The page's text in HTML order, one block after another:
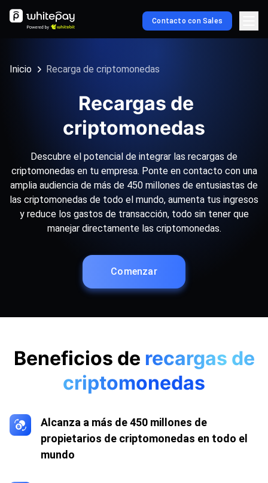
Contacto con Sales
Inicio Recarga de criptomonedas
Recargas de
criptomonedas
Descubre el potencial de integrar las recargas de
criptomonedas en tu empresa. Ponte en contacto con una
amplia audiencia de más de 450 millones de entusiastas de
las criptomonedas de todo el mundo, aumenta tus ingresos
y reduce los gastos de transacción, todo sin tener que
manejar directamente las criptomonedas.
Comenzar
Beneficios de recargas de
criptomonedas
Alcanza a más de 450 millones de
propietarios de criptomonedas en todo el
mundo